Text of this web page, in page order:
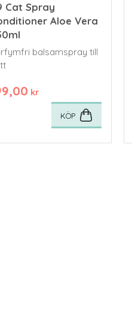
Cat Spray
Aloe Vera
balsamspray till
kr
KÖP